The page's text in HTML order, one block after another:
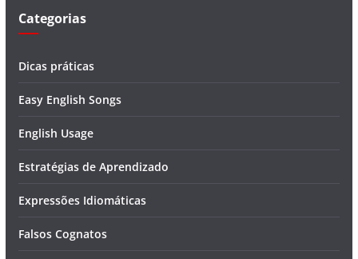
Categorias
Dicas práticas
Easy English Songs
English Usage
Estratégias de Aprendizado
Expressões Idiomáticas
Falsos Cognatos